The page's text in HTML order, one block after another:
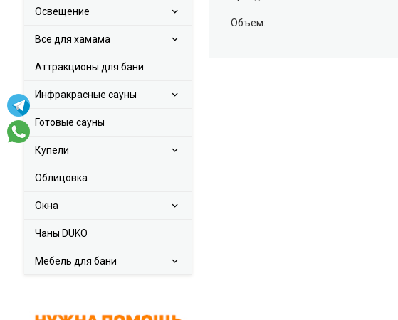
Освещение
Все для хамама
Аттракционы для бани
Инфракрасные сауны
Готовые сауны
Купели
Облицовка
Окна
Чаны DUKO
Мебель для бани
Объем: